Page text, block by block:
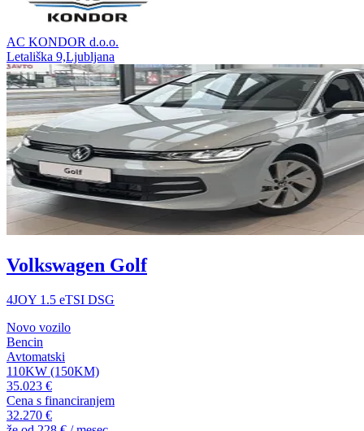
AC KONDOR d.o.o.
Letališka 9,Ljubljana
Volkswagen Golf
4JOY 1.5 eTSI DSG
Novo vozilo
Bencin
Avtomatski
110KW (150KM)
35.023 €
Cena s financiranjem
32.270 €